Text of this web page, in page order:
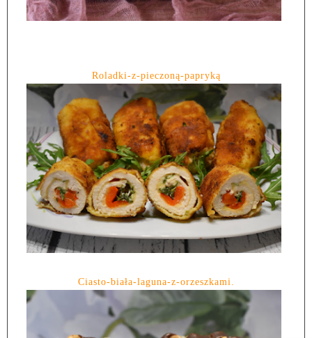
Roladki-z-pieczoną-papryką
Ciasto-biała-laguna-z-orzeszkami.